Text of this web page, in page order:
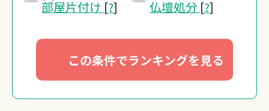
部屋片付け [?] 仏壇処分 [?]
この条件でランキングを見る